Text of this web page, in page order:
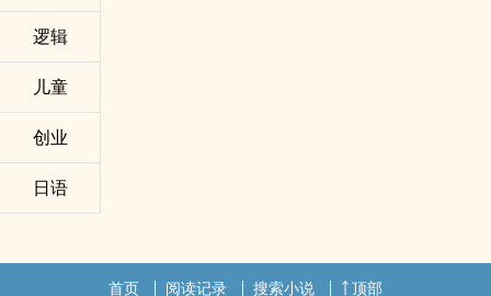
逻辑
儿童
创业
日语
首页 阅读记录 搜索小说 顶部